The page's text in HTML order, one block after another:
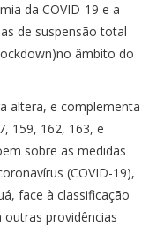
da COVID-19 e a
de suspensão total
âmbito do
altera, e complementa
159, 162, 163, e
sobre as medidas
(COVID-19),
face à classificação
providências